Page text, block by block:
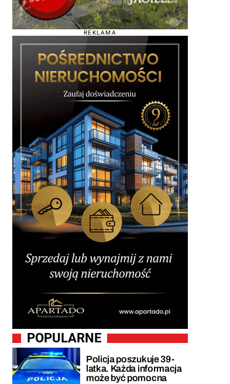
REKLAMA
POPULARNE
Policja poszukuje 39-
latka. Każda informacja
może być pomocna